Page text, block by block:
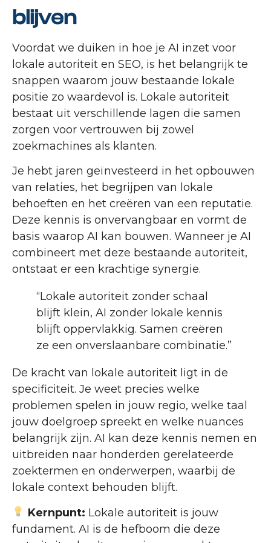
blijven
Voordat we duiken in hoe je AI inzet voor
lokale autoriteit en SEO, is het belangrijk te
snappen waarom jouw bestaande lokale
positie zo waardevol is. Lokale autoriteit
bestaat uit verschillende lagen die samen
zorgen voor vertrouwen bij zowel
zoekmachines als klanten.
Je hebt jaren geïnvesteerd in het opbouwen
van relaties, het begrijpen van lokale
behoeften en het creëren van een reputatie.
Deze kennis is onvervangbaar en vormt de
basis waarop AI kan bouwen. Wanneer je AI
combineert met deze bestaande autoriteit,
ontstaat er een krachtige synergie.
“Lokale autoriteit zonder schaal
blijft klein, AI zonder lokale kennis
blijft oppervlakkig. Samen creëren
ze een onverslaanbare combinatie.”
De kracht van lokale autoriteit ligt in de
specificiteit. Je weet precies welke
problemen spelen in jouw regio, welke taal
jouw doelgroep spreekt en welke nuances
belangrijk zijn. AI kan deze kennis nemen en
uitbreiden naar honderden gerelateerde
zoektermen en onderwerpen, waarbij de
lokale context behouden blijft.
Kernpunt: Lokale autoriteit is jouw
fundament. AI is de hefboom die deze